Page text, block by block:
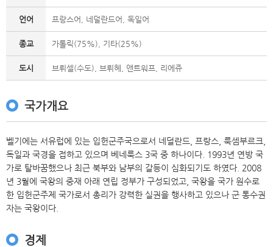
언어 프랑스어, 네덜란드어, 독일어
종교 가톨릭(75%), 기타(25%)
도시 브뤼셀(수도), 브뤼헤, 앤트워프, 리에쥬
국가개요
벨기에는 서유럽에 있는 입헌군주국으로서 네덜란드, 프랑스, 룩셈부르크,
독일과 국경을 접하고 있으며 베네룩스 3국 중 하나이다. 1993년 연방 국
가로 탈바꿈했으나 최근 북부와 남부의 갈등이 심화되기도 하였다. 2008
년 3월에 국왕의 중재 아래 연립 정부가 구성되었고, 국왕을 국가 원수로
한 입헌군주제 국가로서 총리가 강력한 실권을 행사하고 있으나 군 통수권
자는 국왕이다.
경제